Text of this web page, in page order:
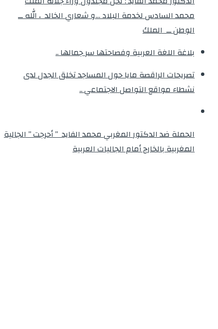
محمد السادس لخدمة البلاد …و شعاري الخالد ، الله ــ
الوطن ــ الملك
بلاغة اللغة العربية وفصاحتها سر جمالها ..
تصريحات الراقصة مايا حول المساجد تخلق الجدل لدى
نشطاء مواقع التواصل الاجتماعي ..
الحملة ضد الدكتور المغربي محمد الفايد ” أحرجت ” الجالية
المغربية بالخارج أمام الجاليات العربية